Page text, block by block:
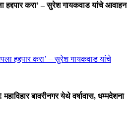
हद्दपार करा’ – सुरेश गायकवाड यांचे आवाहन
बावरीनगर येथे वर्षावास, धम्मदेशना